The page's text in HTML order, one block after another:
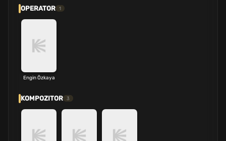
OPERATOR 1
Engin Özkaya
KOMPOZITOR 3